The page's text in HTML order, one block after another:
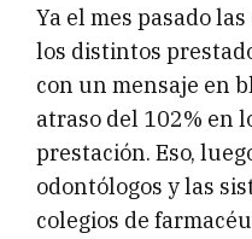
Ya el mes pasado
los distintos
con un mensaje en
atraso del 102% en
prestación. Eso,
odontólogos y las
colegios de